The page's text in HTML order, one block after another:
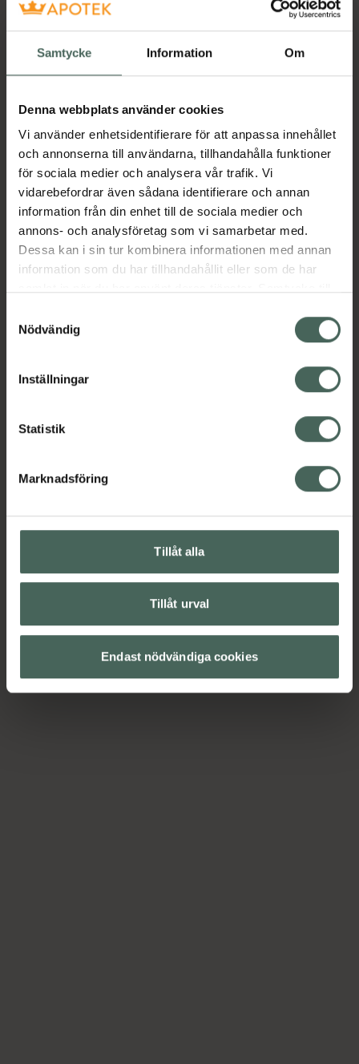
Samtycke Information Om
Denna webbplats använder cookies
Vi använder enhetsidentifierare för att anpassa innehållet
och annonserna till användarna, tillhandahålla funktioner
för sociala medier och analysera vår trafik. Vi
vidarebefordrar även sådana identifierare och annan
information från din enhet till de sociala medier och
annons- och analysföretag som vi samarbetar med.
Dessa kan i sin tur kombinera informationen med annan
information som du har tillhandahållit eller som de har
återkalla ditt samtycke via webbplatsens
cookieinställningar. Ett återkallat samtycke påverkar inte
lagligheten av behandling som skett innan återkallelsen.
Nödvändig
Inställningar
Statistik
Marknadsföring
Tillåt alla
Tillåt urval
Endast nödvändiga cookies